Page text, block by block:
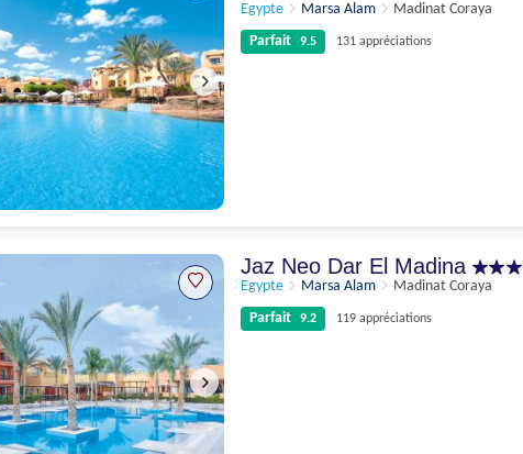
131 appréciations
Egypte Marsa Alam
Madinat Coraya
Parfait
9.5 131 appréciations
Jaz Neo Dar El Madina
Egypte Marsa Alam
Madinat Coraya
Parfait
9.2 119 appréciations